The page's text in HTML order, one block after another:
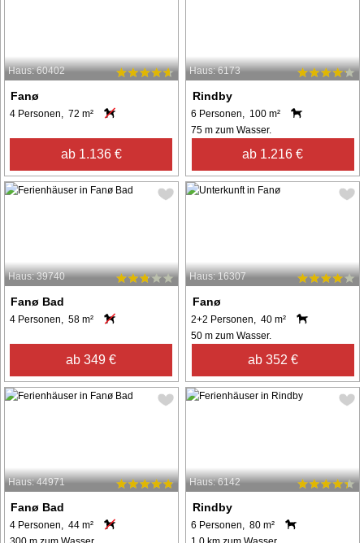
Haus: 60402
Fanø
4 Personen, 72 m²
ab 1.136 €
Haus: 6173
Rindby
6 Personen, 100 m²
75 m zum Wasser.
ab 1.216 €
Haus: 39740
Fanø Bad
4 Personen, 58 m²
ab 349 €
Haus: 16307
Fanø
2+2 Personen, 40 m²
50 m zum Wasser.
ab 352 €
Haus: 44971
Fanø Bad
4 Personen, 44 m²
Haus: 6142
Rindby
6 Personen, 80 m²